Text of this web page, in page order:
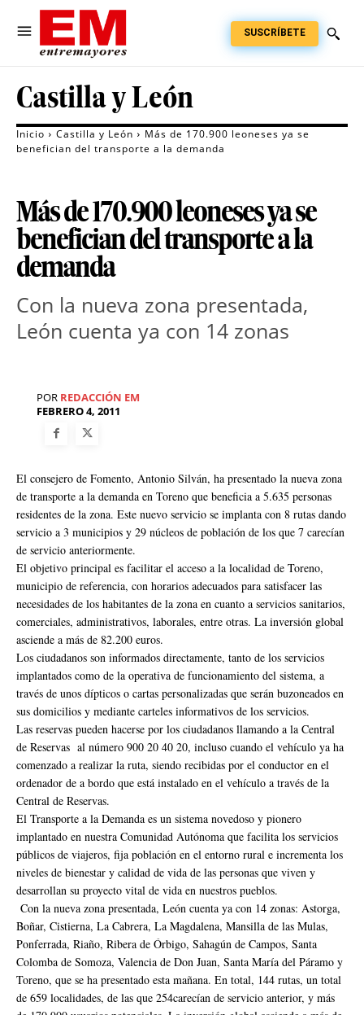
SUSCRÍBETE
Castilla y León
Inicio Castilla y León
Más de 170.900 leoneses ya se
benefician del transporte a la demanda
Más de 170.900 leoneses ya se
benefician del transporte a la
demanda
Con la nueva zona presentada,
León cuenta ya con 14 zonas
POR REDACCIÓN EM
FEBRERO 4, 2011
El consejero de Fomento, Antonio Silván, ha presentado la nueva zona
de transporte a la demanda en Toreno que beneficia a 5.635 personas
residentes de la zona. Este nuevo servicio se implanta con 8 rutas dando
servicio a 3 municipios y 29 núcleos de población de los que 7 carecían
de servicio anteriormente.
El objetivo principal es facilitar el acceso a la localidad de Toreno,
municipio de referencia, con horarios adecuados para satisfacer las
necesidades de los habitantes de la zona en cuanto a servicios sanitarios,
comerciales, administrativos, laborales, entre otras. La inversión global
asciende a más de 82.200 euros.
Los ciudadanos son informados directamente, tanto de los servicios
implantados como de la operativa de funcionamiento del sistema, a
través de unos dípticos o cartas personalizadas que serán buzoneados en
sus domicilios y mediante carteles informativos de los servicios.
Las reservas pueden hacerse por los ciudadanos llamando a la Central
de Reservas al número 900 20 40 20, incluso cuando el vehículo ya ha
comenzado a realizar la ruta, siendo recibidas por el conductor en el
ordenador de a bordo que está instalado en el vehículo a través de la
Central de Reservas.
El Transporte a la Demanda es un sistema novedoso y pionero
implantado en nuestra Comunidad Autónoma que facilita los servicios
públicos de viajeros, fija población en el entorno rural e incrementa los
niveles de bienestar y calidad de vida de las personas que viven y
desarrollan su proyecto vital de vida en nuestros pueblos.
Con la nueva zona presentada, León cuenta ya con 14 zonas: Astorga,
Boñar, Cistierna, La Cabrera, La Magdalena, Mansilla de las Mulas,
Ponferrada, Riaño, Ribera de Órbigo, Sahagún de Campos, Santa
Colomba de Somoza, Valencia de Don Juan, Santa María del Páramo y
Toreno, que se ha presentado esta mañana. En total, 144 rutas, un total
de 659 localidades, de las que 254carecían de servicio anterior, y más